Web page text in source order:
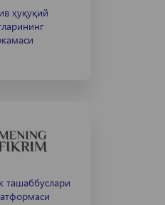
ҳуқуқий
ташаббуслари